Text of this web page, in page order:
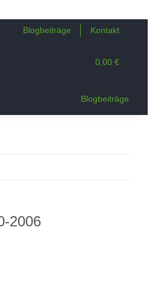
Blogbeiträge Kontakt
0,00 €
Blogbeiträge
2006